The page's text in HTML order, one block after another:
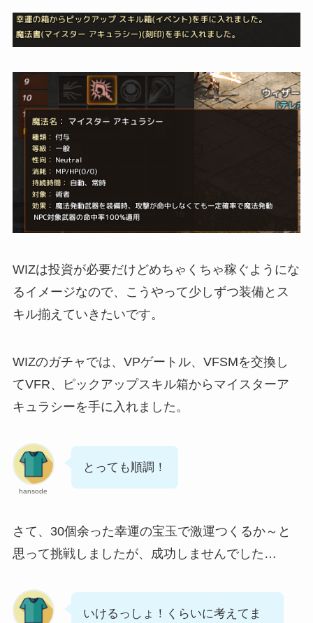
WIZは投資が必要だけどめちゃくちゃ稼ぐようにな
るイメージなので、こうやって少しずつ装備とス
キル揃えていきたいです。
WIZのガチャでは、VPゲートル、VFSMを交換し
てVFR、ピックアップスキル箱からマイスターア
キュラシーを手に入れました。
hansode
とっても順調！
さて、30個余った幸運の宝玉で激運つくるか～と
思って挑戦しましたが、成功しませんでした…
いけるっしょ！くらいに考えてま